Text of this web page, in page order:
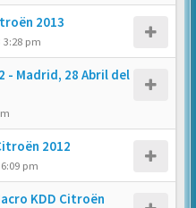
2013
3:28 pm
- Madrid, 28 Abril del
2012
pm
KDD Citroën